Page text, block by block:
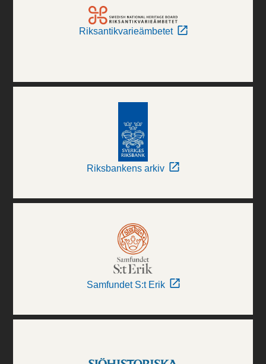
Riksantikvarieämbetet
Riksbankens arkiv
Samfundet S:t Erik